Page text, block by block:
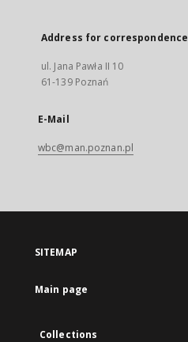
Address for correspondence
ul. Jana Pawła II 10
61-139 Poznań
E-Mail
wbc@man.poznan.pl
SITEMAP
Main page
Collections